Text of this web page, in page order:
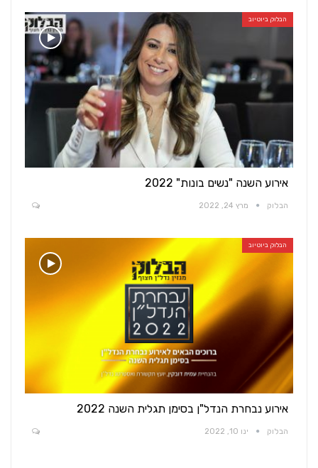
הבלוק ביוטיוב
אירוע השנה "נשים בונות" 2022
הבלוק מרץ 24, 2022
הבלוק ביוטיוב
אירוע נבחרת הנדל"ן בסימן תגלית השנה 2022
הבלוק ינו 10, 2022